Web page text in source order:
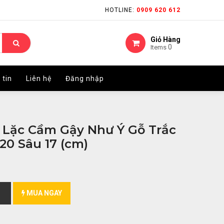
HOTLINE: 0909 620 612
Giỏ Hàng
Items 0
tin Liên hệ Đăng nhập
HOTLINE: 0909 620 612
Giỏ Hàng
Items 0
tin Liên hệ Đăng nhập
Cầm Gậy Như Ý Gỗ Trắc
Sâu 17 (cm)
MUA NGAY